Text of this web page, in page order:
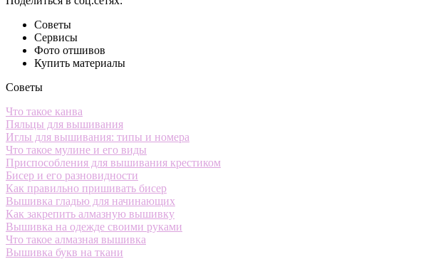
Советы
Сервисы
Фото отшивов
Купить материалы
Советы
Что такое канва
Пяльцы для вышивания
Иглы для вышивания: типы и номера
Что такое мулине и его виды
Приспособления для вышивания крестиком
Бисер и его разновидности
Как правильно пришивать бисер
Вышивка гладью для начинающих
Как закрепить алмазную вышивку
Вышивка на одежде своими руками
Что такое алмазная вышивка
Вышивка букв на ткани